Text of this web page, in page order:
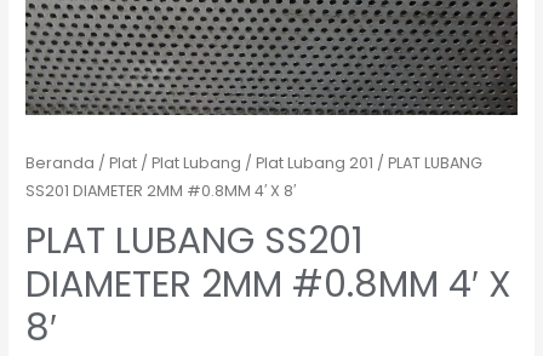
Beranda /Plat /Plat Lubang /Plat Lubang 201 / PLAT LUBANG
SS201 DIAMETER 2MM #0.8MM 4′ X 8′
PLAT LUBANG SS201
DIAMETER 2MM #0.8MM 4′ X
8′